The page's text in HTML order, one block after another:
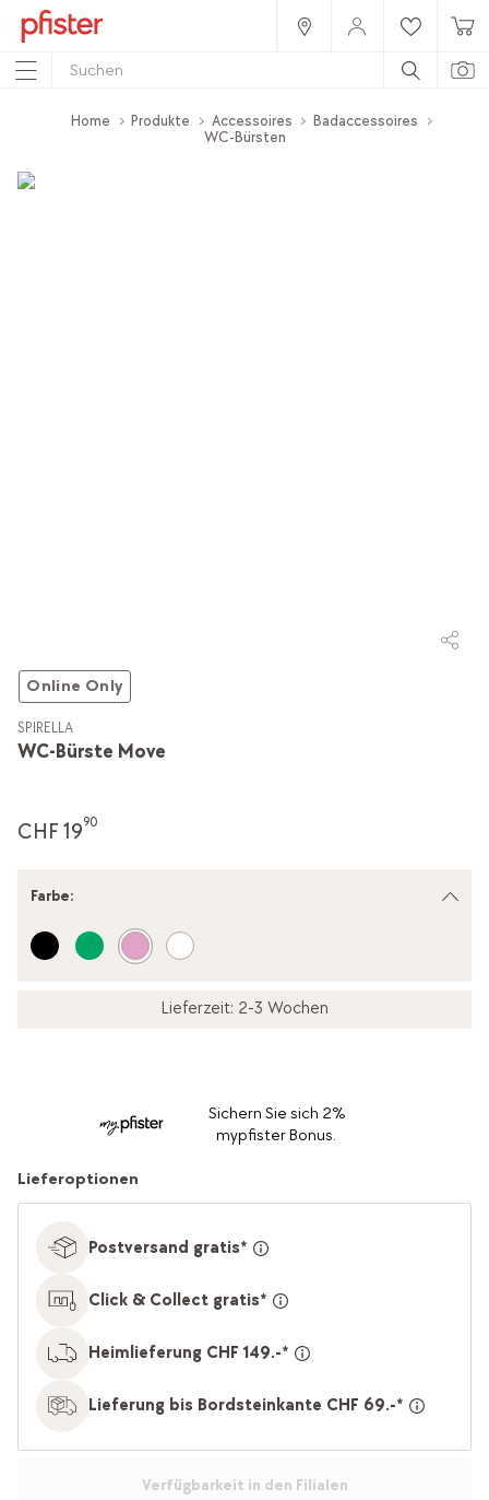
Home Produkte Accessoires
Badaccessoires
WC-Bürsten
Online Only
WC-Bürste Move
SPIRELLA
CHF 1990
Farbe:
Lieferzeit: 2-3 Wochen
Sichern Sie sich 2%
mypfister Bonus.
Lieferoptionen
Postversand gratis*
Click & Collect gratis*
Heimlieferung CHF 149.-*
Lieferung bis Bordsteinkante CHF 69.-*
Verfügbarkeit in den Filialen